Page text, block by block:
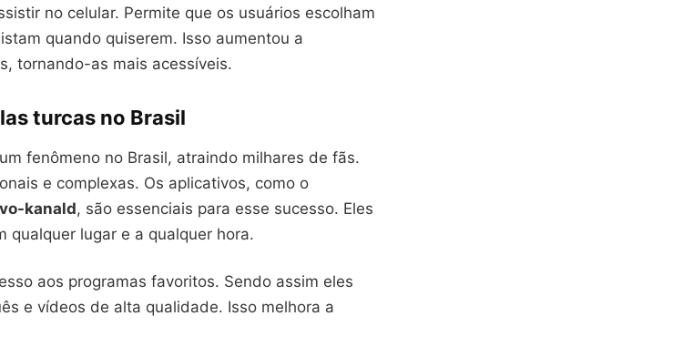
no celular. Permite que os usuários escolham
quando quiserem. Isso aumentou a
tornando-as mais acessíveis.
turcas no Brasil
fenômeno no Brasil, atraindo milhares de fãs.
e complexas. Os aplicativos, como o
kanald, são essenciais para esse sucesso. Eles
qualquer lugar e a qualquer hora.
aos programas favoritos. Sendo assim eles
e vídeos de alta qualidade. Isso melhora a